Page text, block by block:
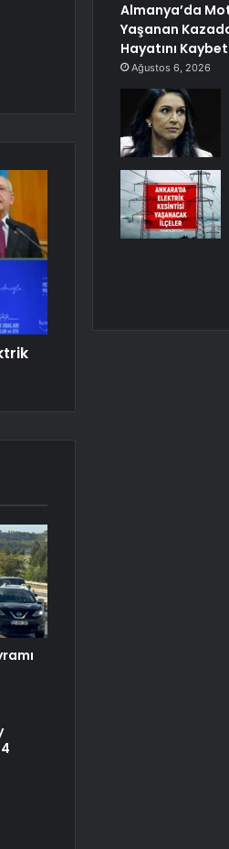
Almanya’da
Yaşanan
Hayatını
Ağustos 6, 2026